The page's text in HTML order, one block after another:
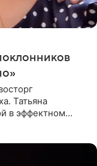
Татьяна
в эффектном